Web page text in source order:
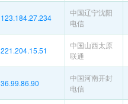
123.184.27.234
中国辽宁沈阳
电信
221.204.15.51
中国山西太原
联通
36.99.86.90
中国河南开封
电信